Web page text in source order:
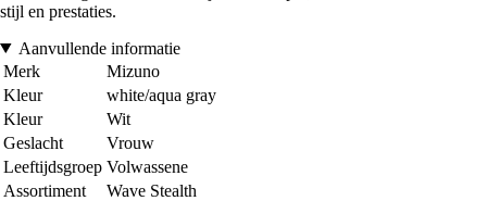
stijl en prestaties.
Aanvullende informatie
Merk
Mizuno
Kleur
white/aqua gray
Kleur
Wit
Geslacht
Vrouw
Leeftijdsgroep Volwassene
Assortiment
Wave Stealth